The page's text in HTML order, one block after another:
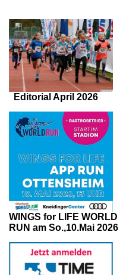
Editorial April 2026
WINGS for LIFE WORLD
RUN am So.,10.Mai 2026